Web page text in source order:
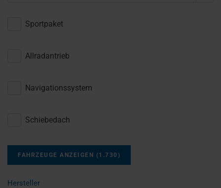
Sportpaket
Allradantrieb
Navigationssystem
Schiebedach
FAHRZEUGE ANZEIGEN (1.730 )
Hersteller